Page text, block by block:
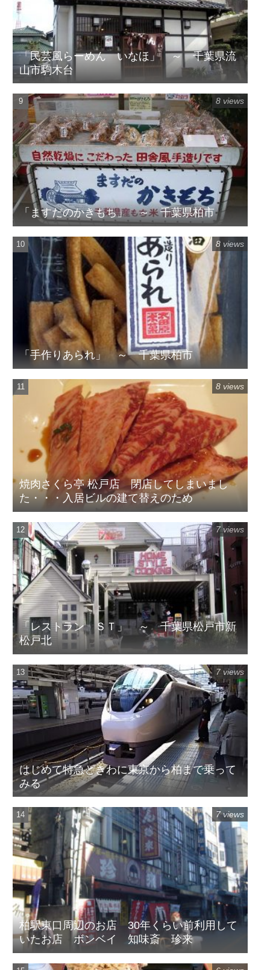
「民芸風らーめん いなほ」 ～ 千葉県流
山市駒木台
「ますだのかきもち」 ～ 千葉県柏市
8 views
「手作りあられ」 ～ 千葉県柏市
8 views
焼肉さくら亭 松戸店 閉店してしまいまし
た・・・入居ビルの建て替えのため
8 views
「レストラン ＳＴ」 ～ 千葉県松戸市新
松戸北
7 views
はじめて特急ときわに東京から柏まで乗って
みる
7 views
柏駅東口周辺のお店 30年くらい前利用して
いたお店 ボンベイ 知味斎 珍来
7 views